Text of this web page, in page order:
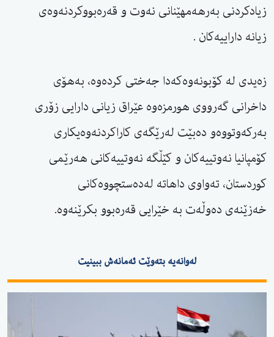
زیادکردنی بەرهەمهێنانی نەوت و قەرەبووکردنەوەی
زیانە داراییەکان .
زەیدی لە کۆبونەوەکەدا جەختی کردەوە، بەهۆی
داخرانی گەرووی هورمزەوە عێراق زیانی دارایی زۆری
بەرکەوتووەو دەبێت لەرێگەی کاراکردنەوەیکاری
کۆمپانیا نەوتییەکان و کێڵگە نەوتییەکانی هەرێمی
کوردستان، تەواوی داهاتە لەدەستچووەکانی
خەزێنەی دەوڵەت بە خێرایی قەرەبوو بکرێنەوە.
لەوانەیە بتەوێت ئەمانەش ببینیت